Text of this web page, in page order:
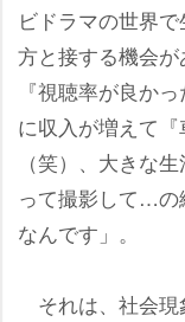
ビドラマの世界
方と接する機会
『視聴率が良か
に収入が増えて
（笑）、大きな
って撮影して…の
なんです」。
それは、社会現